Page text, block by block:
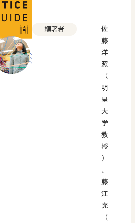
編著者
佐
藤
洋
照
（
明
星
大
学
教
授
）
、
藤
江
充
（